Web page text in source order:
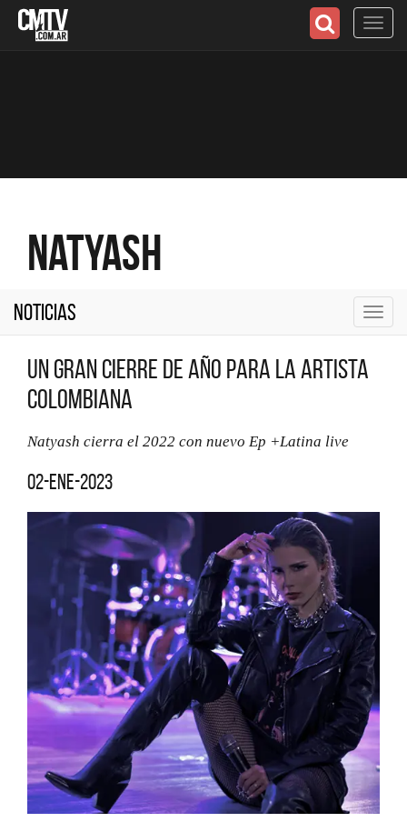
Natyash
Noticias
Un gran cierre de año para la artista
colombiana
Natyash cierra el 2022 con nuevo Ep +Latina live
02-ene-2023